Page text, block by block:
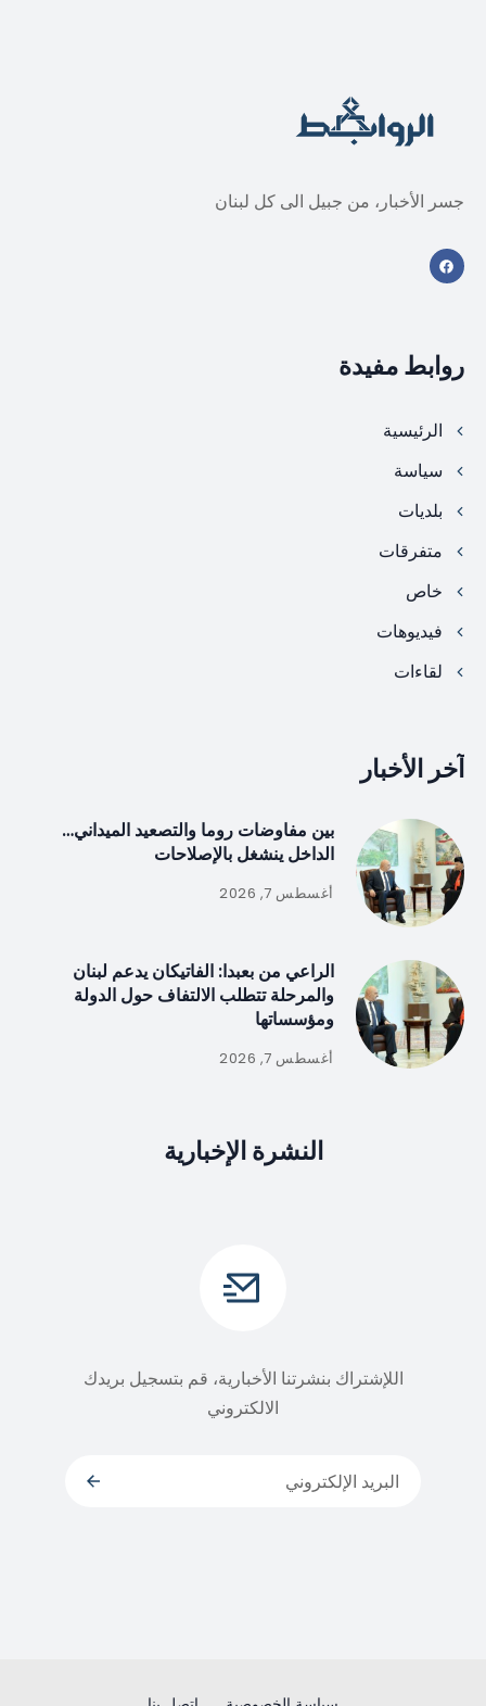
جسر الأخبار، من جبيل الى كل لبنان
روابط مفيدة
الرئيسية
سياسة
بلديات
متفرقات
خاص
فيديوهات
لقاءات
آخر الأخبار
بين مفاوضات روما والتصعيد الميداني…
الداخل ينشغل بالإصلاحات
أغسطس 7, 2026
الراعي من بعبدا: الفاتيكان يدعم لبنان
والمرحلة تتطلب الالتفاف حول الدولة
ومؤسساتها
أغسطس 7, 2026
النشرة الإخبارية
اللإشتراك بنشرتنا الأخبارية، قم بتسجيل بريدك
الالكتروني